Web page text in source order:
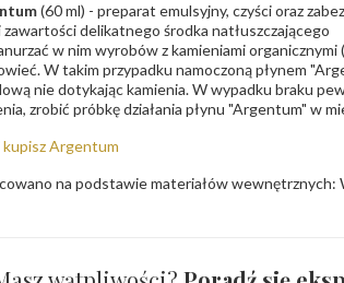
(60 ml) - preparat emulsyjny, czyści oraz
zawartości delikatnego środka natłuszczającego
w nim wyrobów z kamieniami
W takim przypadku namoczoną płynem
nie dotykając kamienia. W wypadku braku
zrobić próbkę działania płynu "Argentum" w
Argentum
na podstawie materiałów wewnętrznych: